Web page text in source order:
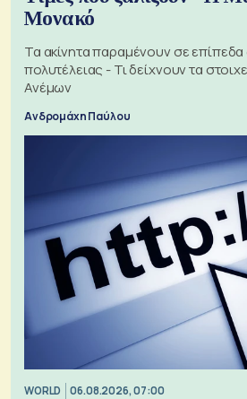
Μονακό
Τα ακίνητα παραμένουν σε
πολυτέλειας - Τι δείχνουν τα
Ανέμων
Ανδρομάχη Παύλου
WORLD 06.08.2026, 07:00